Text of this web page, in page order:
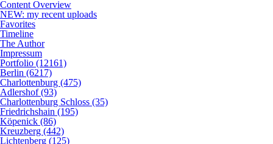
Content Overview
NEW: my recent uploads
Favorites
Timeline
The Author
Impressum
Portfolio (12161)
Berlin (6217)
Charlottenburg (475)
Adlershof (93)
Charlottenburg Schloss (35)
Friedrichshain (195)
Köpenick (86)
Kreuzberg (442)
Lichtenberg (125)